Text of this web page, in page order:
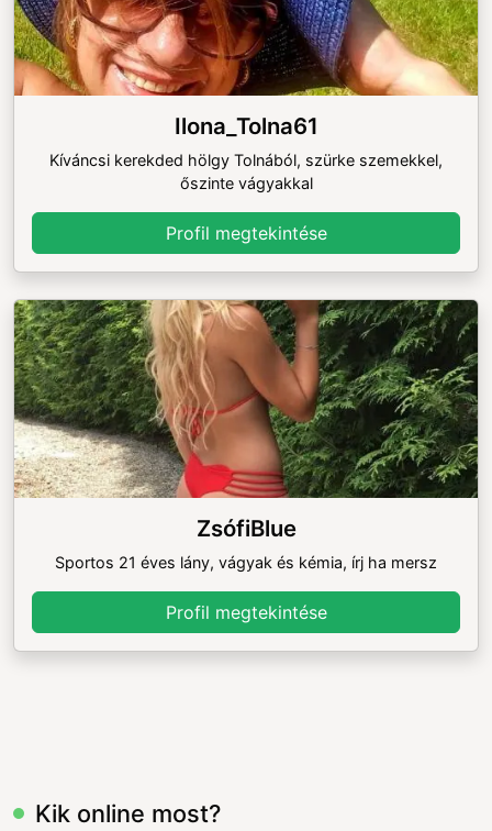
Ilona_Tolna61
Kíváncsi kerekded hölgy Tolnából, szürke szemekkel,
őszinte vágyakkal
Profil megtekintése
ZsófiBlue
Sportos 21 éves lány, vágyak és kémia, írj ha mersz
Profil megtekintése
Kik online most?